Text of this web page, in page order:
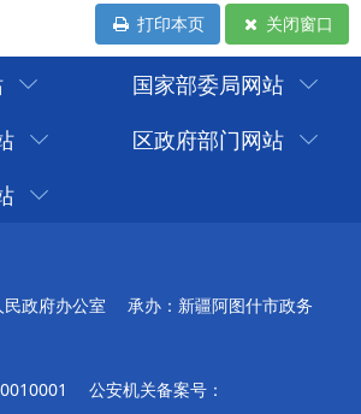
打印本页 关闭窗口
国家部委局网站
区政府部门网站
政府办公室
承办：新疆阿图什市政务
公安机关备案号：